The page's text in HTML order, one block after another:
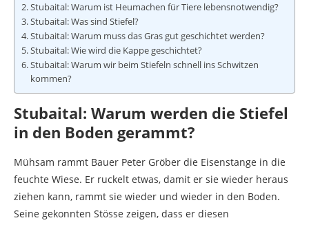
Stubaital: Warum ist Heumachen für Tiere lebensnotwendig?
Stubaital: Was sind Stiefel?
Stubaital: Warum muss das Gras gut geschichtet werden?
Stubaital: Wie wird die Kappe geschichtet?
Stubaital: Warum wir beim Stiefeln schnell ins Schwitzen
kommen?
Stubaital: Warum werden die Stiefel
in den Boden gerammt?
Mühsam rammt Bauer Peter Gröber die Eisenstange in die
feuchte Wiese. Er ruckelt etwas, damit er sie wieder heraus
ziehen kann, rammt sie wieder und wieder in den Boden.
Seine gekonnten Stösse zeigen, dass er diesen